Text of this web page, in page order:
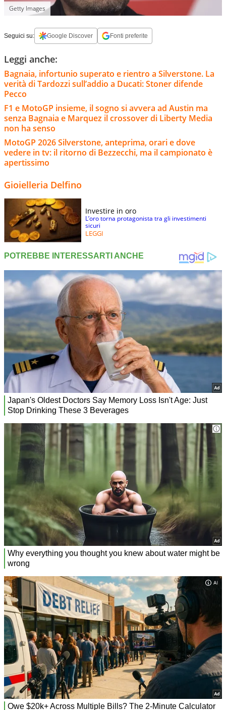
Getty Images
Seguici su: Google Discover Fonti preferite
Leggi anche:
Bagnaia, infortunio superato e rientro a Silverstone. La
verità di Tardozzi sull’addio a Ducati: Stoner difende
Pecco
F1 e MotoGP insieme, il sogno si avvera ad Austin ma
senza Bagnaia e Marquez il crossover di Liberty Media
non ha senso
MotoGP 2026 Silverstone, anteprima, orari e dove
vedere in tv: il ritorno di Bezzecchi, ma il campionato è
apertissimo
Gioielleria Delfino
Investire in oro
L’oro torna protagonista tra gli investimenti
sicuri
LEGGI